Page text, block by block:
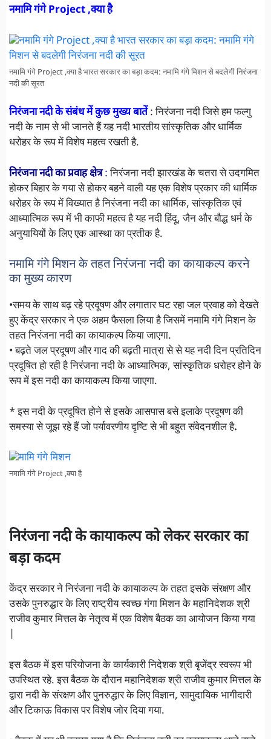
नमामि गंगे Project ,क्या है
नमामि गंगे Project ,क्या है भारत सरकार का बड़ा कदम: नमामि गंगे मिशन से बदलेगी निरंजना
नदी की सूरत
निरंजना नदी के संबंध में कुछ मुख्य बातें: निरंजना नदी जिसे हम फल्गु
नदी के नाम से भी जानते हैं यह नदी भारतीय सांस्कृतिक और धार्मिक
धरोहर के रूप में विशेष महत्व रखती है.
निरंजना नदी का प्रवाह क्षेत्र:निरंजना नदी झारखंड के चतरा से उदगमित
होकर बिहार के गया से होकर बहने वाली यह एक विशेष प्रकार की धार्मिक
धरोहर के रूप में विख्यात है निरंजना नदी का धार्मिक, सांस्कृतिक एवं
आध्यात्मिक रूप में भी काफी महत्व है यह नदी हिंदू, जैन और बौद्ध धर्म के
अनुयायियों के लिए एक आस्था का प्रतीक है.
नमामि गंगे मिशन के तहत निरंजना नदी का कायाकल्प करने
का मुख्य कारण
•समय के साथ बढ़ रहे प्रदूषण और लगातार घट रहा जल प्रवाह को देखते
हुए केंद्र सरकार ने एक अहम फैसला लिया है जिसमें नमामि गंगे मिशन के
तहत निरंजना नदी का कायाकल्प किया जाएगा.
• बढ़ते जल प्रदूषण और गाद की बढ़ती मात्रा से से यह नदी दिन प्रतिदिन
प्रदूषित हो रही है निरंजना नदी के आध्यात्मिक, सांस्कृतिक धरोहर होने के
रूप में इस नदी का कायाकल्प किया जाएगा.
* इस नदी के प्रदूषित होने से इसके आसपास बसे इलाके प्रदूषण की
समस्या से जूझ रहे हैं जो पर्यावरणीय दृष्टि से भी बहुत संवेदनशील है.
नमामि गंगे Project ,क्या है
निरंजना नदी के कायाकल्प को लेकर सरकार का
बड़ा कदम
केंद्र सरकार ने निरंजना नदी के कायाकल्प के तहत इसके संरक्षण और
उसके पुनरुद्धार के लिए राष्ट्रीय स्वच्छ गंगा मिशन के महानिदेशक श्री
राजीव कुमार मित्तल के नेतृत्व में एक विशेष बैठक का आयोजन किया गया
इस बैठक में इस परियोजना के कार्यकारी निदेशक श्री बृजेंद्र स्वरूप भी
उपस्थित रहे. इस बैठक के दौरान महानिदेशक श्री राजीव कुमार मित्तल के
द्वारा नदी के संरक्षण और पुनरुद्धार के लिए विज्ञान, सामुदायिक भागीदारी
और टिकाऊ विकास पर विशेष जोर दिया गया.